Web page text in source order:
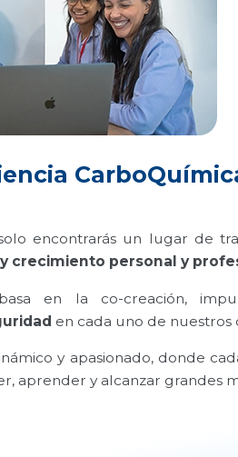
encontrarás un lugar de
crecimiento personal y
en la co-creación,
en cada uno de nuestros
y apasionado, donde
aprender y alcanzar grandes